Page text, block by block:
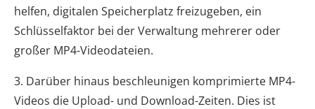
helfen, digitalen Speicherplatz freizugeben, ein
Schlüsselfaktor bei der Verwaltung mehrerer oder
großer MP4-Videodateien.
3. Darüber hinaus beschleunigen komprimierte MP4-
Videos die Upload- und Download-Zeiten. Dies ist